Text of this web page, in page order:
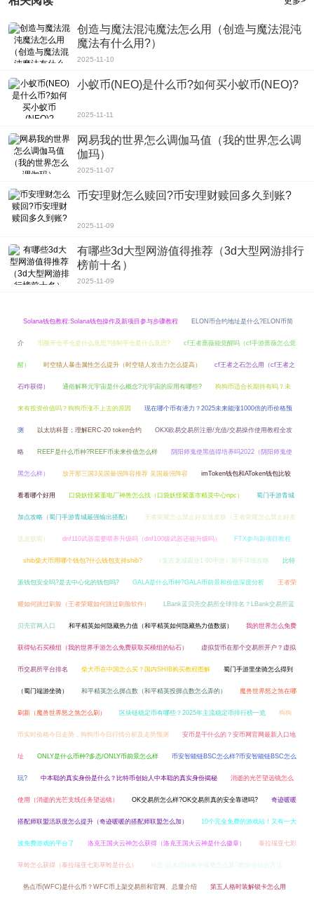
于危险之中。
玩法攻略
在国家的另一端，一艘船正在等待撤离。你面前只有一个障碍:无数的城市被僵尸
占据。情况熟悉吗?只有一辆破旧的汽车和一些现金，但你需要冲过成群的僵
温馨提示
战车撞僵尸2无限金币钞票内购破解版ios苹果还没有发布。暂时，我会把安卓版
创造与魔法混沌魔法怎么用（创造与魔法混沌
魔法有什么用?）
2025-11-10
小蚁币(NEO)是什么币?如何买小蚁币(NEO)?
2025-11-11
网易我的世界怎么调伽马值（我的世界怎么调
伽玛）
2025-11-07
币安理财怎么赎回?币安理财赎回多久到账?
2025-11-09
有哪些3d大型网游值得推荐（3d大型网游排行
榜前十名）
2025-11-09
Solana钱包教程:Solana钱包操作及新项目参与步骤教程 ELON币合约地址是什么?ELON币简
介 币圈开仓平仓是什么意思?强制平仓是什么意思? cf王者蔷薇能觉醒吗（cf手游蔷薇怎么觉
醒） 时空猎人暴击属性怎么提升（时空猎人攻击力怎么提高） cf王者之石怎么用（cf王者之
石咋获得） 通俗解释元宇宙是什么概念?元宇宙的应用有哪些? 狗狗币适合长期持有吗？未
来有投资价值吗？狗狗币涨不上去的原因 现在哪个币有潜力？2025未来能涨1000倍的币价格预
测 以太坊科普：理解ERC-20 token合约 OKX欧易交易所注册/充值/交易操作使用教程全攻
略 REEF是什么币种?REEF币未来价值怎么样 阴阳师鬼使黑值得培养吗2022（阴阳师鬼使
黑怎么样） 放开那三国3吴国最强阵容推荐 吴国最强阵容 imToken钱包和AToken钱包比较
看看哪个好用 口袋妖怪紫堇电厂神兽怎么找（口袋妖怪紫堇市精灵中心npc） 蜀门手游青城
加点攻略（蜀门手游青城最强输出搭配） 王者荣耀怎么禁止好友送皮肤（王者荣耀怎么禁止好友
送皮肤呢） dnf110武器需要喂养升级吗（dnf100级武器还能升级吗） FTX参与新项目教程
shib柴犬币用哪个钱包?什么钱包支持shib? （复古龙城霸业1·80手游）新手详细攻略 比特
派钱包安全吗?是去中心化的钱包吗? GALA是什么币种?GALA币前景和价值深度分析 王者荣
耀如何跳过刷脸（王者荣耀如何跳过刷脸软件） LBank蓝贝壳交易所全球排名？LBank交易所蓝
贝壳官网入口 和平精英如何隐藏热力值（和平精英如何隐藏热力值数据） 我的世界怎么免费
获得钻石买模组（我的世界手游怎么免费获取买模组的钻石） 虚拟货币在那个交易所开户？虚拟
币交易所平台排名 柴犬币在中国怎么买？国内SHIB购买教程图解 蜀门手游里坐骑怎么得到
（蜀门端游坐骑） 和平精英怎么掷点数（和平精英投掷点数怎么弄的） 魔兽世界怒之煞在哪
刷新（魔兽世界怒之煞怎么刷） 区块链稳定币有哪些？2025年主流稳定币排行榜一览 狗狗
币实时价格今日走势，狗狗币今日行情分析及走势预测 安币是干什么的？安币网官网最新入口地
址 ONLY是什么币种?多态/ONLY币前景怎么样 币安智能链BSC怎么样?币安智能链BSC怎么
玩? 中本聪的真实身份是什么？比特币创始人中本聪的真实身份揭秘 消逝的光芒望远镜怎么
使用（消逝的光芒支线任务望远镜） OK交易所怎么样?OK交易所真的安全靠谱吗? 奇迹暖暖
搭配师联盟活跃度怎么提升（奇迹暖暖的搭配师联盟怎么加） 10个完全免费的游戏站！又有一大
波免费游戏的平台了 洛克王国火云神怎么获得（洛克王国火云神是什么徽章） 泰拉瑞亚七彩
草蛉怎么获得（泰拉瑞亚七彩草蛉是什么） 科普:以太坊转账手续费怎么算?教你省钱的方法
热点币(WFC)是什么币？WFC币上架交易所和官网、总量介绍 第五人格时装解锁卡怎么用